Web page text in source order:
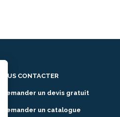
NOUS CONTACTER
> Demander un devis gratuit
> Demander un catalogue